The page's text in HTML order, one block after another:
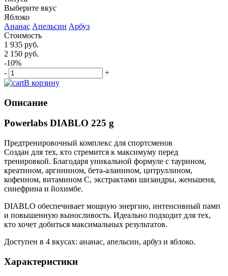
Выберите вкус
Яблоко
Ананас Апельсин Арбуз
Стоимость
1 935 руб.
2 150 руб.
-10%
-
+
В корзину
Описание
Powerlabs DIABLO 225 g
Предтренировочный комплекс для спортсменов
Создан для тех, кто стремится к максимуму перед
тренировкой. Благодаря уникальной формуле с таурином,
креатином, аргинином, бета-аланином, цитруллином,
кофеином, витамином C, экстрактами шизандры, женьшеня,
синефрина и йохимбе.
DIABLO обеспечивает мощную энергию, интенсивный памп
и повышенную выносливость. Идеально подходит для тех,
кто хочет добиться максимальных результатов.
Доступен в 4 вкусах: ананас, апельсин, арбуз и яблоко.
Характеристики